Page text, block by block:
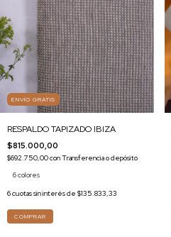
ENVÍO GRATIS
RESPALDO TAPIZADO IBIZA
$815.000,00
$692.750,00conTransferencia o depósito
6 colores
6cuotas sin interés de $135.833,33
COMPRAR